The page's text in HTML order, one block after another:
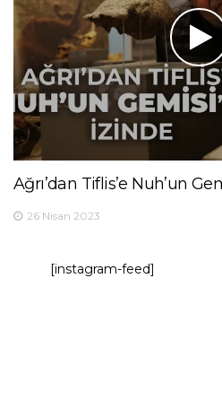
Ağrı’dan Tiflis’e Nuh’un
26 Nisan 2023
[instagram-feed]